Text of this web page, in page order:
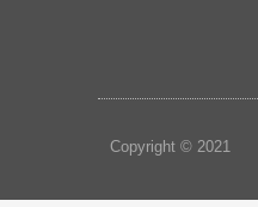
Copyright © 2021